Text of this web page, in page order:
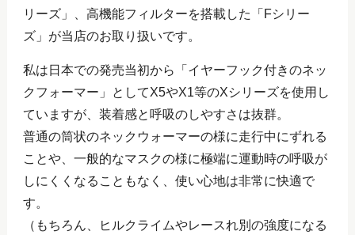
リーズ」、高機能フィルターを搭載した「Fシリー
ズ」が当店のお取り扱いです。
私は日本での発売当初から「イヤーフック付きのネッ
クフォーマー」としてX5やX1等のXシリーズを使用し
ていますが、装着感と呼吸のしやすさは抜群。
普通の筒状のネックウォーマーの様に走行中にずれる
ことや、一般的なマスクの様に極端に運動時の呼吸が
しにくくなることもなく、使い心地は非常に快適で
す。
（もちろん、ヒルクライムやレースれ別の強度になる